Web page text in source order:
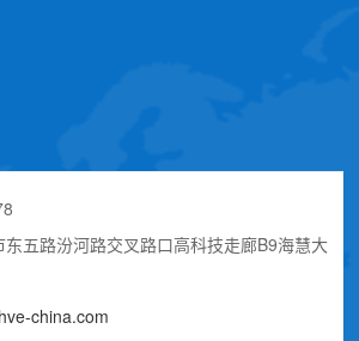
五路汾河路交叉路口高科技走廊B9海慧大
china.com